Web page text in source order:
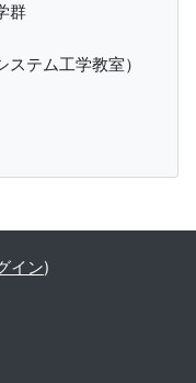
群
テム工学教室）
イン)